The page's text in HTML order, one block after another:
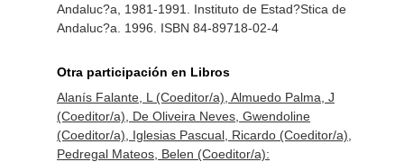
Andaluc?a, 1981-1991. Instituto de Estad?Stica de
Andaluc?a. 1996. ISBN 84-89718-02-4
Otra participación en Libros
Alanís Falante, L (Coeditor/a), Almuedo Palma, J
(Coeditor/a), De Oliveira Neves, Gwendoline
(Coeditor/a), Iglesias Pascual, Ricardo (Coeditor/a),
Pedregal Mateos, Belen (Coeditor/a):